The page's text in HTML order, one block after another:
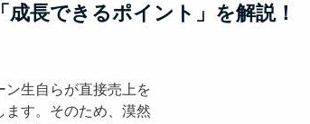
「成長できるポイント」を解説！
ン生自らが直接売上を
ます。そのため、漠然